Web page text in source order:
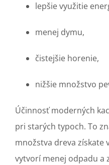
lepšie využitie
menej dymu,
čistejšie horenie,
nižšie množstvo
Účinnosť moderných
pri starých typoch. To
množstva dreva získate
vytvorí menej odpadu a